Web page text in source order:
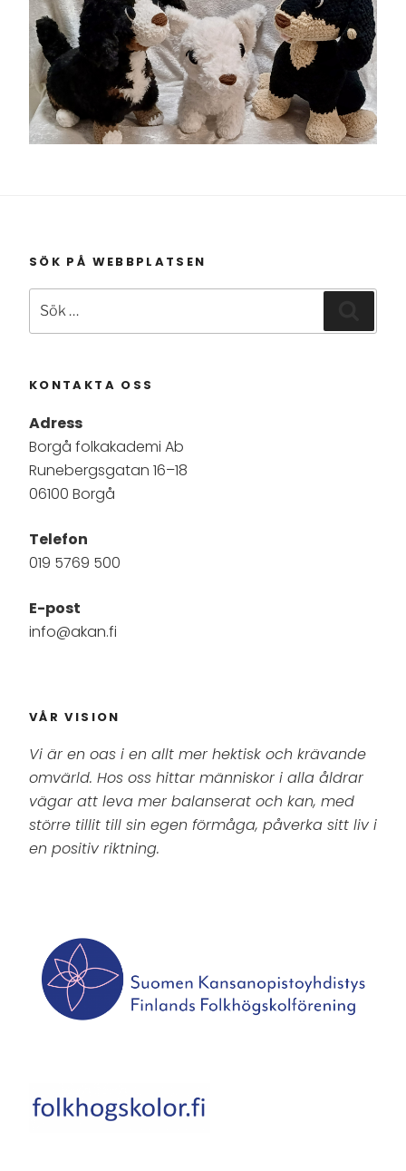
SÖK PÅ WEBBPLATSEN
efter:
KONTAKTA OSS
Adress
Borgå folkakademi Ab
Runebergsgatan 16–18
06100 Borgå
Telefon
019 5769 500
E-post
info@akan.fi
VÅR VISION
Vi är en oas i en allt mer hektisk och krävande
omvärld. Hos oss hittar människor i alla åldrar
vägar att leva mer balanserat och kan, med
större tillit till sin egen förmåga, påverka sitt liv i
en positiv riktning.